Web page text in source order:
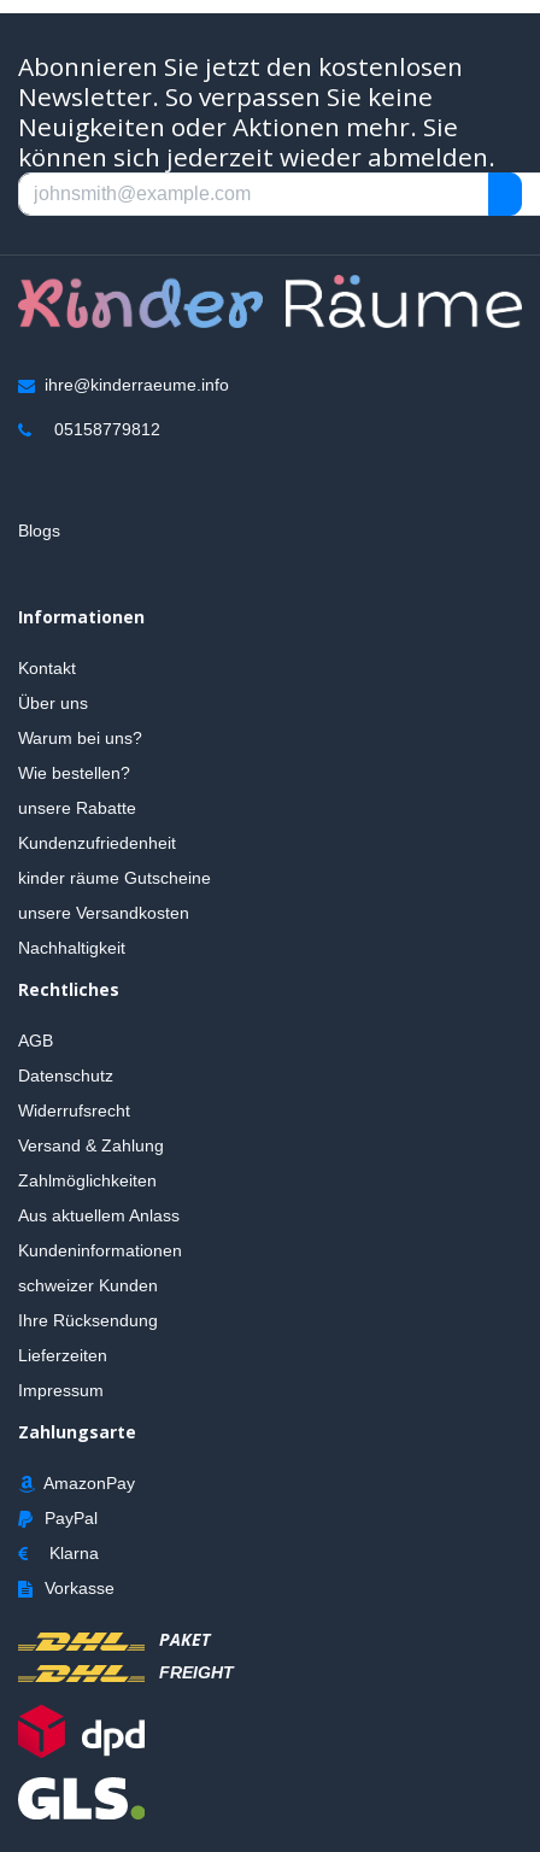
Abonnieren Sie jetzt den kostenlosen
Newsletter. So verpassen Sie keine
Neuigkeiten oder Aktionen mehr. Sie
können sich jederzeit wieder abmelden.
ihre@kinderraeume.info
05158779812
Blogs
Informationen
Kontakt
Über uns
Warum bei uns?
Wie bestellen?
unsere Rabatte
Kundenzufriedenheit
kinder räume Gutscheine
unsere Versandkosten
Nachhaltigkeit
Rechtliches
AGB
Datenschutz
Widerrufsrecht
Versand & Zahlung
Zahlmöglichkeiten
Aus aktuellem Anlass
Kundeninformationen
schweizer Kunden
Ihre Rücksendung
Lieferzeiten
Impressum
Zahlungsarte
AmazonPay
PayPal
Klarna
Vorkasse
PAKET
FREIGHT